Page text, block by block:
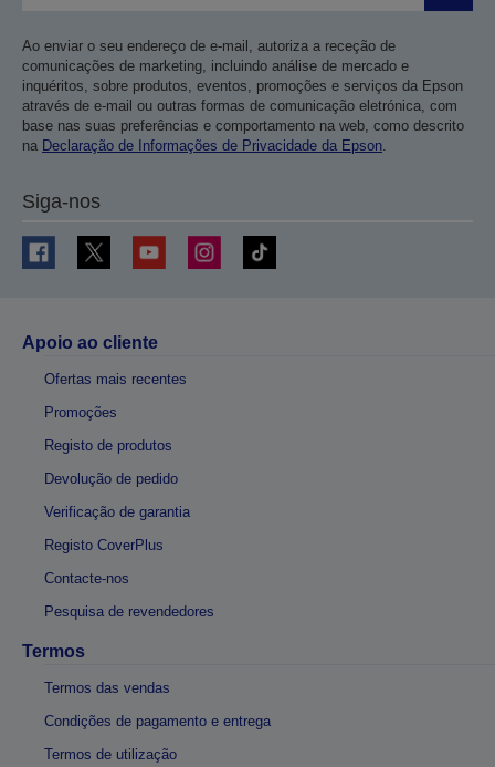
Ao enviar o seu endereço de e-mail, autoriza a receção de
comunicações de marketing, incluindo análise de mercado e
inquéritos, sobre produtos, eventos, promoções e serviços da Epson
através de e-mail ou outras formas de comunicação eletrónica, com
base nas suas preferências e comportamento na web, como descrito
na Declaração de Informações de Privacidade da Epson.
Siga-nos
Apoio ao cliente
Ofertas mais recentes
Promoções
Registo de produtos
Devolução de pedido
Verificação de garantia
Registo CoverPlus
Contacte-nos
Pesquisa de revendedores
Termos
Termos das vendas
Condições de pagamento e entrega
Termos de utilização